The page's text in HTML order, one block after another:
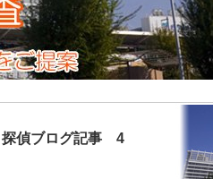
偵ブログ記事 4